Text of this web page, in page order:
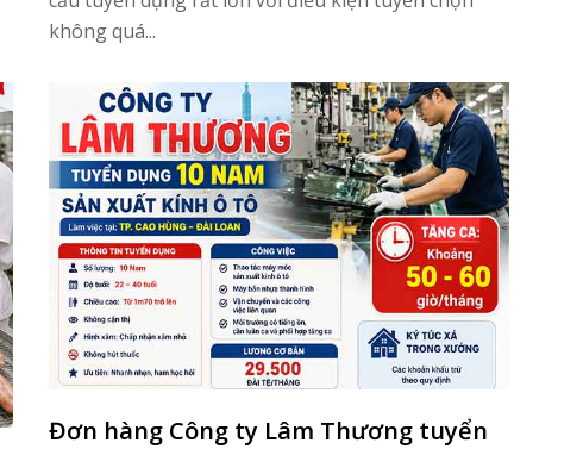
không quá...
Đơn hàng Công ty Lâm Thương tuyển